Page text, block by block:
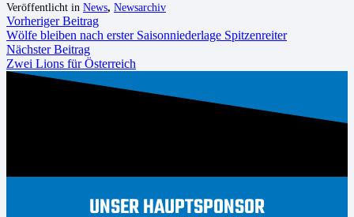
Veröffentlicht in News, Newsarchiv
Vorheriger Beitrag
Wölfe bleiben nach erster Saisonniederlage Spitzenreiter
Nächster Beitrag
Zwei Lions für Österreich
UNSER HAUPTSPONSOR